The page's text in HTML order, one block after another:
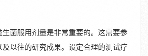
菌服用剂量是非常重要的。这需要参
以往的研究成果。设定合理的测试疗